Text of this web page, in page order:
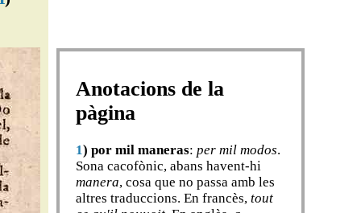
Anotacions de la
pàgina
1) por mil maneras:per mil modos.
Sona cacofònic, abans havent-hi
manera, cosa que no passa amb les
altres traduccions. En francès,tout